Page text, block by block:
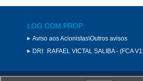
LOG COM PROP
Aviso aos Acionistas\Outros avisos
DRI: RAFAEL VICTAL SALIBA - (FCA